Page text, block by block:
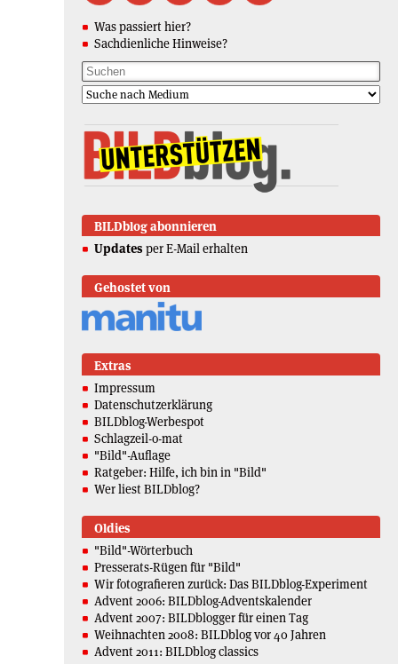
Was passiert hier?
Sachdienliche Hinweise?
BILDblog abonnieren
Updates per E-Mail erhalten
Gehostet von
Extras
Impressum
Datenschutzerklärung
BILDblog-Werbespot
Schlagzeil-o-mat
"Bild"-Auflage
Ratgeber: Hilfe, ich bin in "Bild"
Wer liest BILDblog?
Oldies
"Bild"-Wörterbuch
Presserats-Rügen für "Bild"
Wir fotografieren zurück: Das BILDblog-Experiment
Advent 2006: BILDblog-Adventskalender
Advent 2007: BILDblogger für einen Tag
Weihnachten 2008: BILDblog vor 40 Jahren
Advent 2011: BILDblog classics